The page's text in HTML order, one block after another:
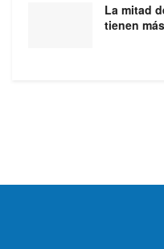
La mitad
tienen